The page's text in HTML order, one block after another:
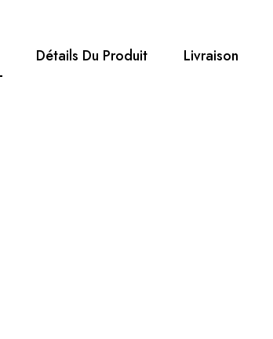
Détails Du Produit Livraison